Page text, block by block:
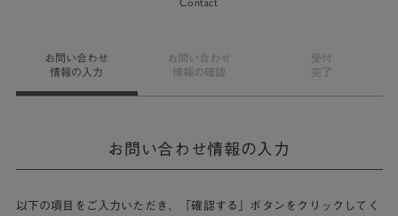
Contact
お問い合わせ
情報の入力
お問い合わせ
情報の確認
受付
完了
お問い合わせ情報の入力
以下の項目をご入力いただき、「確認する」ボタンをクリックしてく